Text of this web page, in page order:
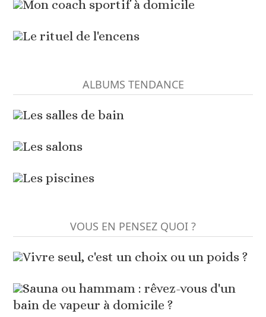
Mon coach sportif à domicile
Le rituel de l'encens
ALBUMS TENDANCE
Les salles de bain
Les salons
Les piscines
VOUS EN PENSEZ QUOI ?
Vivre seul, c'est un choix ou un poids ?
Sauna ou hammam : rêvez-vous d'un
bain de vapeur à domicile ?